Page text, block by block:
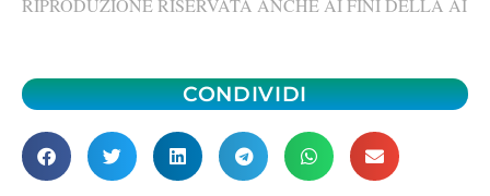
RIPRODUZIONE RISERVATA ANCHE AI FINI DELLA AI
CONDIVIDI